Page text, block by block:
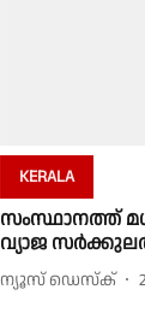
KERALA
സംസ്ഥാനത്ത്
വ്യാജ
ന്യൂസ് ഡെസ്ക്